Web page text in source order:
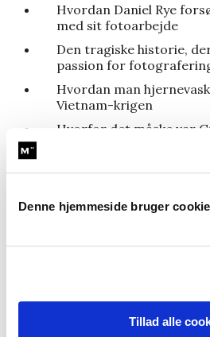
Denne hjemmeside bruger
Tillad alle
Hvordan Daniel Rye
med sit fotoarbejde
Den tragiske historie,
passion for
Hvordan man
Vietnam-krigen
Hvorfor det måske var
Hvad det vigtigste er,
Hvad en
Du finder episoden lige herunder, hvor